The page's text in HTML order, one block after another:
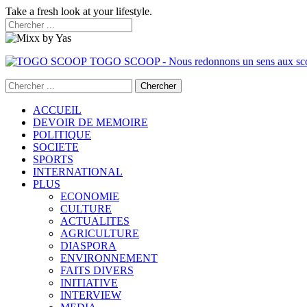
Take a fresh look at your lifestyle.
TOGO SCOOP - Nous redonnons un sens aux
ACCUEIL
DEVOIR DE MEMOIRE
POLITIQUE
SOCIETE
SPORTS
INTERNATIONAL
PLUS
ECONOMIE
CULTURE
ACTUALITES
AGRICULTURE
DIASPORA
ENVIRONNEMENT
FAITS DIVERS
INITIATIVE
INTERVIEW